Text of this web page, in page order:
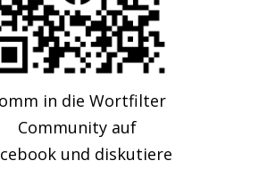
in die Wortfilter
Community auf
und diskutiere